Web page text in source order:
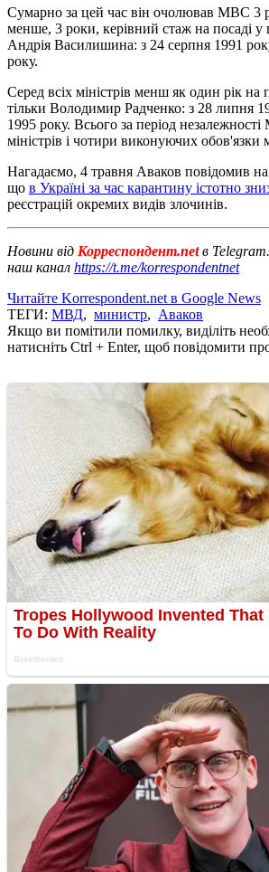
Сумарно за цей час він очолював МВС 3
менше, 3 роки, керівний стаж на посаді у
Андрія Василишина: з 24 серпня 1991
року.
Серед всіх міністрів менш як один рік на
тільки Володимир Радченко: з 28 липня
1995 року. Всього за період
міністрів і чотири виконуючих обов'язки
Нагадаємо, 4 травня Аваков повідомив на
що в Україні за час карантину істотно
реєстрацій окремих видів злочинів.
Новини від Корреспондент.netв
наш канал https://t.me/korrespondentnet
Читайте Korrespondent.net в Google News
ТЕГИ: МВД, министр, Аваков
Якщо ви помітили помилку, виділіть
натисніть Ctrl + Enter, щоб повідомити